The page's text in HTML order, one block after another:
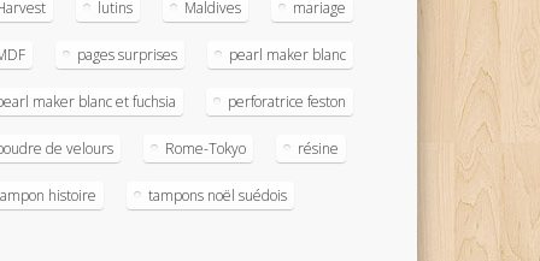
lutins Maldives mariage
pages surprises pearl maker blanc
maker blanc et fuchsia perforatrice feston
de velours Rome-Tokyo résine
histoire tampons noël suédois